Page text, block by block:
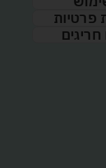
פרטיות
חריגים